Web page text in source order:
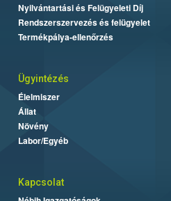
Nyilvántartási és Felügyeleti Díj
Rendszerszervezés és felügyelet
Termékpálya-ellenőrzés
Ügyintézés
Élelmiszer
Állat
Növény
Labor/Egyéb
Kapcsolat